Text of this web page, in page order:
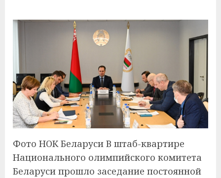
Фото НОК Беларуси В штаб-квартире
Национального олимпийского комитета
Беларуси прошло заседание постоянной